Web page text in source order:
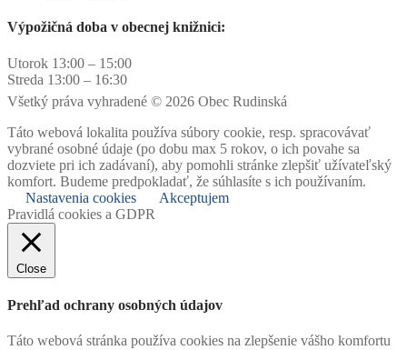
Výpožičná doba v obecnej knižnici:
Utorok 13:00 – 15:00
Streda 13:00 – 16:30
Všetký práva vyhradené © 2026 Obec Rudinská
Táto webová lokalita používa súbory cookie, resp. spracovávať
vybrané osobné údaje (po dobu max 5 rokov, o ich povahe sa
dozviete pri ich zadávaní), aby pomohli stránke zlepšiť užívateľský
komfort. Budeme predpokladať, že súhlasíte s ich používaním.
Nastavenia cookies
Akceptujem
Pravidlá cookies a GDPR
Close
Prehľad ochrany osobných údajov
Táto webová stránka používa cookies na zlepšenie vášho komfortu